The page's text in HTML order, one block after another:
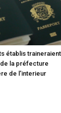
établis traineraient
la préfecture
de l’interieur